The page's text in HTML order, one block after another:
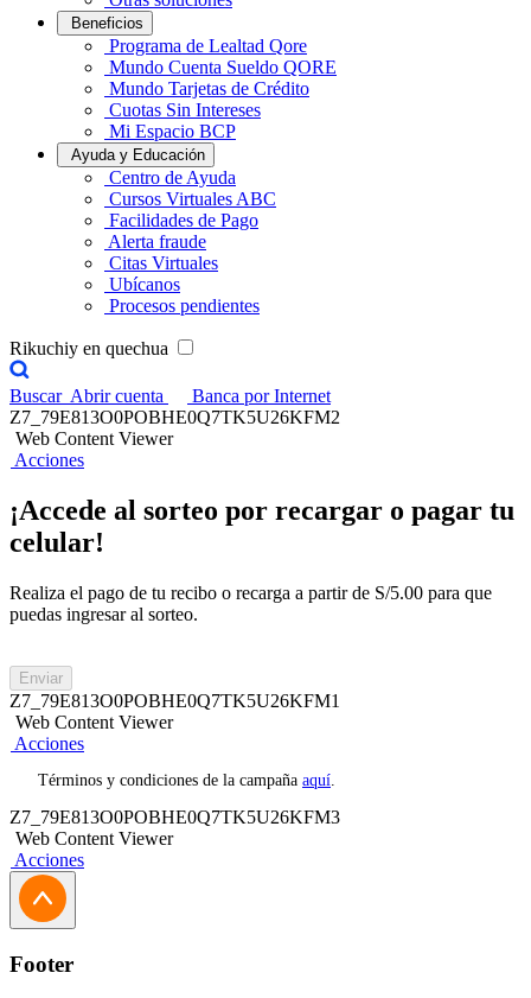
Beneficios
Programa de Lealtad Qore
Mundo Cuenta Sueldo QORE
Mundo Tarjetas de Crédito
Cuotas Sin Intereses
Mi Espacio BCP
Ayuda y Educación
Centro de Ayuda
Cursos Virtuales ABC
Facilidades de Pago
Alerta fraude
Citas Virtuales
Ubícanos
Procesos pendientes
Rikuchiy en quechua
Buscar Abrir cuenta
Banca por Internet
Z7_79E813O0POBHE0Q7TK5U26KFM2
Web Content Viewer
Acciones
¡Accede al sorteo por recargar o pagar tu
celular!
Realiza el pago de tu recibo o recarga a partir de S/5.00 para que
puedas ingresar al sorteo.
Enviar
Z7_79E813O0POBHE0Q7TK5U26KFM1
Web Content Viewer
Acciones
Términos y condiciones de la campaña aquí
Z7_79E813O0POBHE0Q7TK5U26KFM3
Web Content Viewer
Acciones
Footer